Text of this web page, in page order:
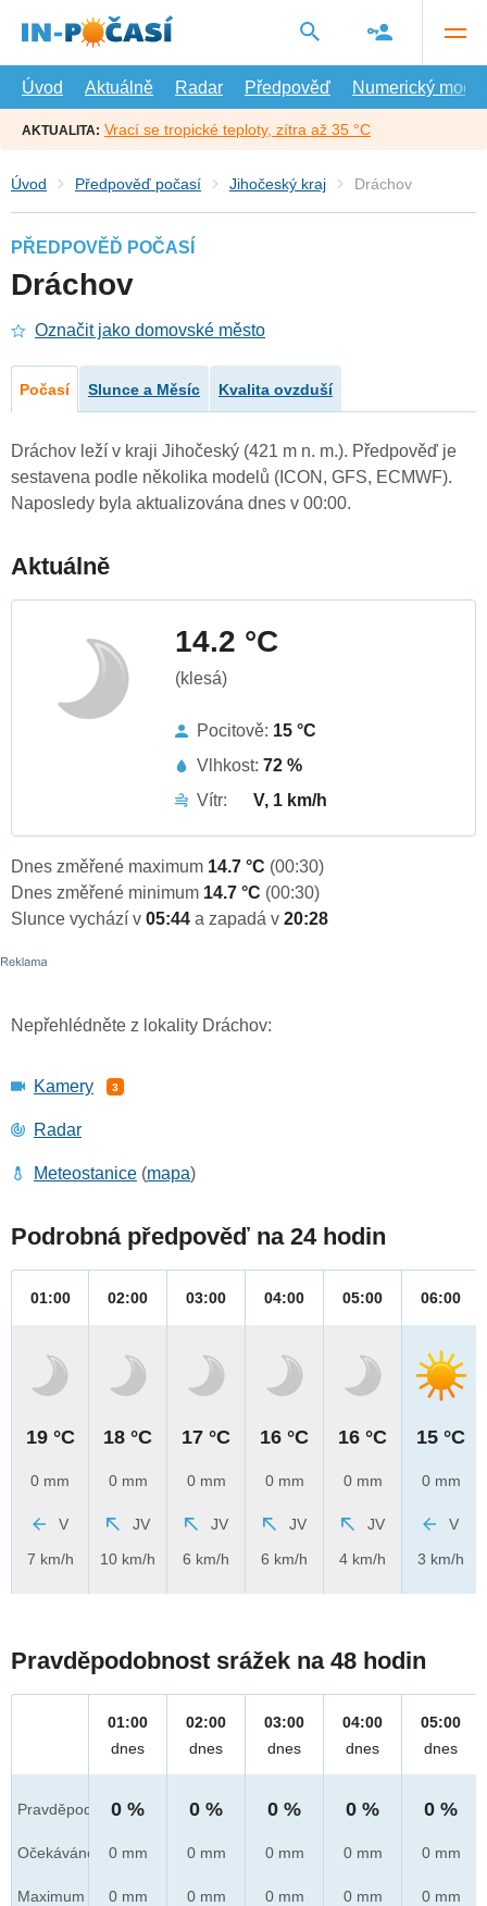
hlavní
Úvod
Aktuálně Radar Předpověď Numerický model
AKTUALITA: Vrací se tropické teploty, zítra až 35 °C
Úvod Předpověď počasí Jihočeský kraj Dráchov
PŘEDPOVĚĎ POČASÍ
Dráchov
Označit jako domovské město
Počasí Slunce a Měsíc Kvalita ovzduší
Dráchov leží v kraji Jihočeský (421 m n. m.). Předpověď je
sestavena podle několika modelů (ICON, GFS, ECMWF).
Naposledy byla aktualizována dnes v 00:00.
Aktuálně
14.2 °C
(klesá)
Pocitově: 15 °C
Vlhkost: 72 %
Vítr:
V, 1 km/h
Dnes změřené maximum 14.7 °C (00:30)
Dnes změřené minimum 14.7 °C (00:30)
Slunce vychází v 05:44 a zapadá v 20:28
Nepřehlédněte z lokality Dráchov:
Kamery 3
Radar
Meteostanice (mapa)
Podrobná předpověď na 24 hodin
01:00
19 °C
0 mm
V
7 km/h
02:00
18 °C
0 mm
JV
10 km/h
03:00
17 °C
0 mm
JV
6 km/h
04:00
16 °C
0 mm
JV
6 km/h
05:00
16 °C
0 mm
JV
4 km/h
06:00
15 °C
0 mm
V
3 km/h
Pravděpodobnost srážek na 48 hodin
Pravděpod.
Očekáváno
Maximum
01:00
dnes
0 %
0 mm
0 mm
02:00
dnes
0 %
0 mm
0 mm
03:00
dnes
0 %
0 mm
0 mm
04:00
dnes
0 %
0 mm
0 mm
05:00
dnes
0 %
0 mm
0 mm